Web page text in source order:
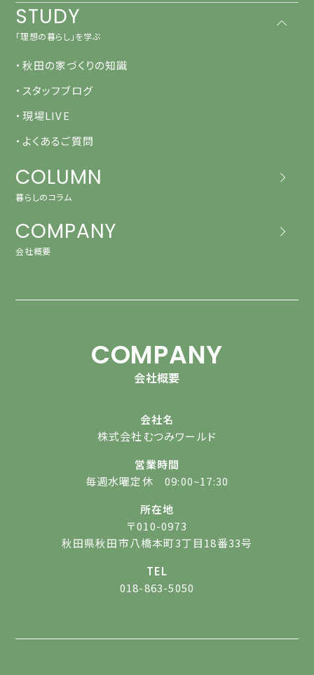
STUDY
「理想の暮らし」を学ぶ
・秋田の家づくりの知識
・スタッフブログ
・現場LIVE
・よくあるご質問
COLUMN
暮らしのコラム
COMPANY
会社概要
COMPANY
会社概要
会社名
株式会社むつみワールド
営業時間
毎週水曜定休 09:00~17:30
所在地
〒010-0973
秋田県秋田市八橋本町3丁目18番33号
TEL
018-863-5050